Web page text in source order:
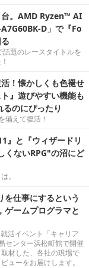
台。AMD Ryzen™ AI
D」で『Fo
題のレースタイトルを
！懐かしくも色褪せ
』遊びやすい機能も
のにぴったり
備えて復活！
』と『ウィザードリ
くないRPG"の沼にど
。
を仕事にするという
ゲームプログラマと
活イベント「キャリア
センター浜松町館で開催
材した、各社の現場で
ューをお届けします。